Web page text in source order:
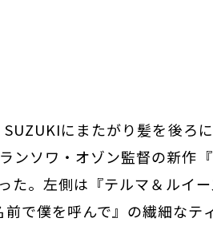
にまたがり髪を後ろ
ンソワ・オゾン監督の新作
。左側は『テルマ＆ルイ
で僕を呼んで』の繊細なテ